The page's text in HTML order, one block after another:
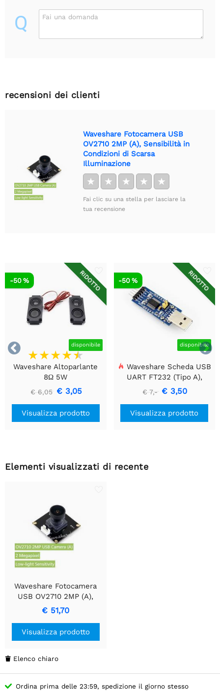
Q Fai una domanda
recensioni dei clienti
Waveshare Fotocamera USB
OV2710 2MP (A), Sensibilità in
Condizioni di Scarsa
Illuminazione
★ ★ ★ ★ ★
Fai clic su una stella per lasciare la
tua recensione


RIDOTTO
disponibile
-50 %
Waveshare Altoparlante
8Ω 5W
€ 6,05 € 3,05
Visualizza prodotto
RIDOTTO
disponibile
-50 %
Waveshare Scheda USB
UART FT232 (Tipo A),
Modulo di Comunicazione
USB a TTL (UART)
€ 7,- € 3,50
Visualizza prodotto
Elementi visualizzati di recente
Waveshare Fotocamera
USB OV2710 2MP (A),
Sensibilità in Condizioni di
Scarsa Illuminazione
€ 51,70
Visualizza prodotto
 Elenco chiaro
Ordina prima delle 23:59, spedizione il giorno stesso